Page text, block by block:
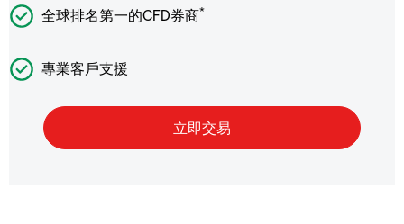
全球排名第一的CFD券商*
專業客戶支援